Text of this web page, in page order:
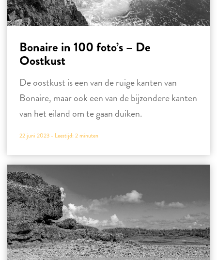
Bonaire in 100 foto’s – De
Oostkust
De oostkust is een van de ruige kanten van
Bonaire, maar ook een van de bijzondere kanten
van het eiland om te gaan duiken.
22 juni 2023 - Leestijd: 2minuten